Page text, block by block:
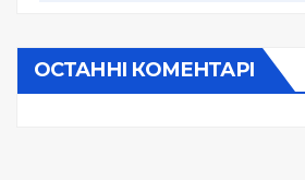
ОСТАННІ КОМЕНТАРІ